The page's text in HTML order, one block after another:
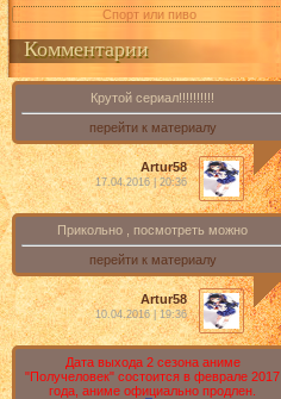
Спорт или пиво
Комментарии
Крутой сериал!!!!!!!!!!
перейти к материалу
Artur58
17.04.2016 | 20:36
Прикольно , посмотреть можно
перейти к материалу
Artur58
10.04.2016 | 19:36
Дата выхода 2 сезона аниме
"Получеловек" состоится в феврале 2017
года, аниме официально продлен.